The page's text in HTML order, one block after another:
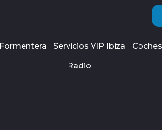
Formentera Servicios VIP Ibiza Coches
Radio